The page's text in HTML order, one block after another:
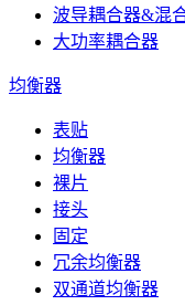
波导耦合器&混
大功率耦合器
均衡器
表贴
均衡器
裸片
接头
固定
冗余均衡器
双通道均衡器